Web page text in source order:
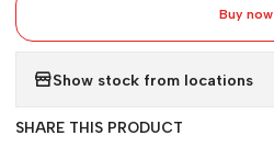
Buy now
Show stock from locations
SHARE THIS PRODUCT